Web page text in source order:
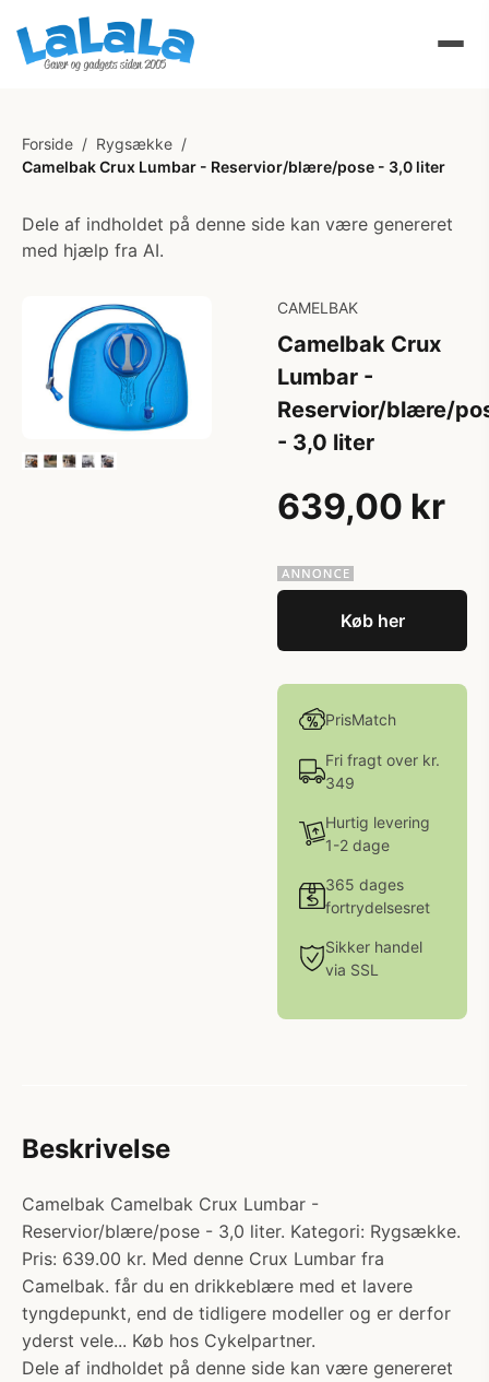
Forside / Rygsække /
Camelbak Crux Lumbar - Reservior/blære/pose - 3,0 liter
Dele af indholdet på denne side kan være genereret
med hjælp fra AI.
CAMELBAK
Camelbak Crux
Lumbar -
Reservior/blære/
- 3,0 liter
639,00 kr
Køb her
PrisMatch
Fri fragt over kr.
349
Hurtig levering
1-2 dage
365 dages
fortrydelsesret
Sikker handel
via SSL
Beskrivelse
Camelbak Camelbak Crux Lumbar -
Reservior/blære/pose - 3,0 liter. Kategori: Rygsække.
Pris: 639.00 kr. Med denne Crux Lumbar fra
Camelbak. får du en drikkeblære med et lavere
tyngdepunkt, end de tidligere modeller og er derfor
yderst vele... Køb hos Cykelpartner.
Dele af indholdet på denne side kan være genereret